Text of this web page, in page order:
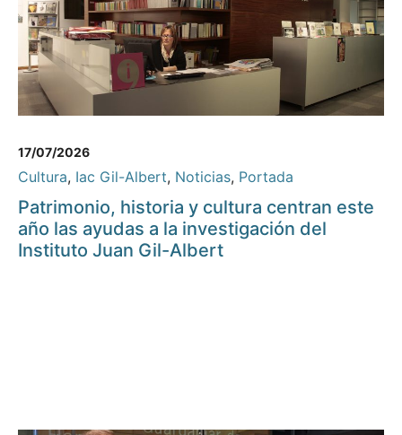
17/07/2026
Cultura, Iac Gil-Albert, Noticias, Portada
Patrimonio, historia y cultura centran este
año las ayudas a la investigación del
Instituto Juan Gil-Albert